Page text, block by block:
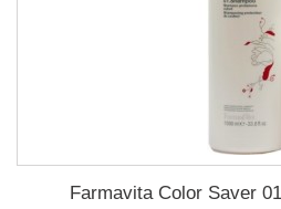
Farmavita Color Saver